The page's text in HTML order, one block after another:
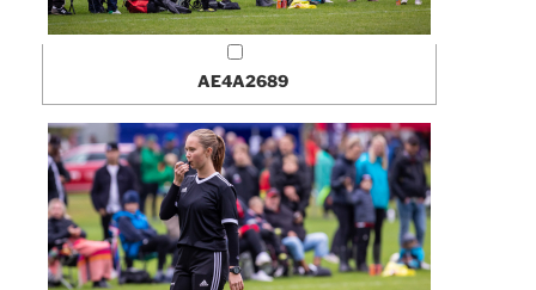
AE4A2689